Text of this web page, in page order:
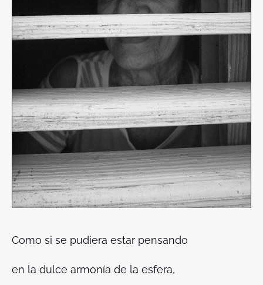
Como si se pudiera estar pensando
en la dulce armonía de la esfera,